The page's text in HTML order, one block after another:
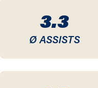
3.3
Ø ASSISTS